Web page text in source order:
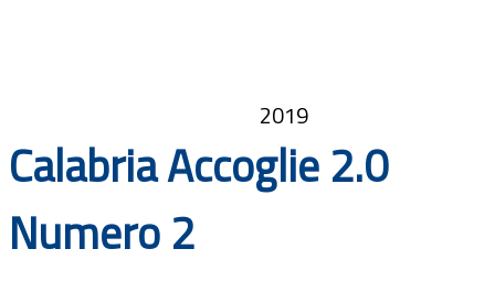
Progetti
Documenti
Bandi
2019
Calabria Accoglie 2.0
Numero 2